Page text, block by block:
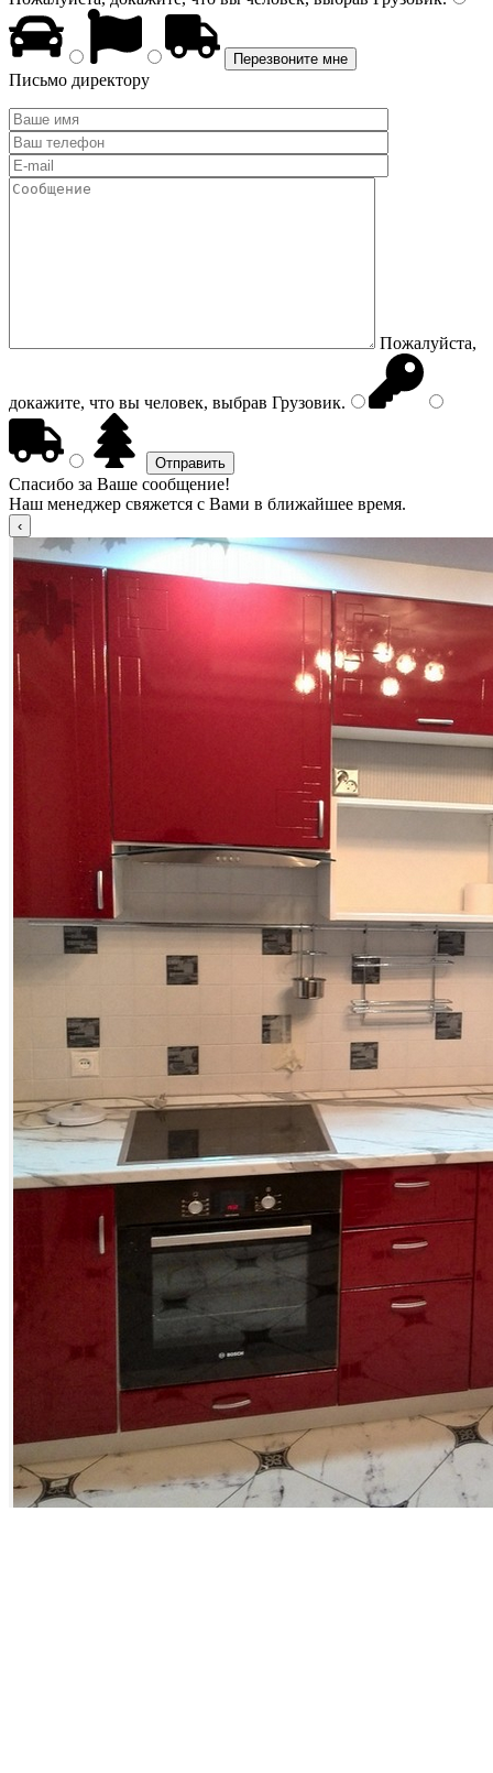
Письмо директору
Пожалуйста,
докажите, что вы человек, выбрав Грузовик.
Спасибо за Ваше сообщение!
Наш менеджер свяжется с Вами в ближайшее время.